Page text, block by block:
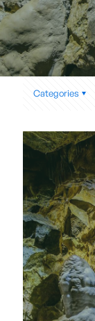
Categories